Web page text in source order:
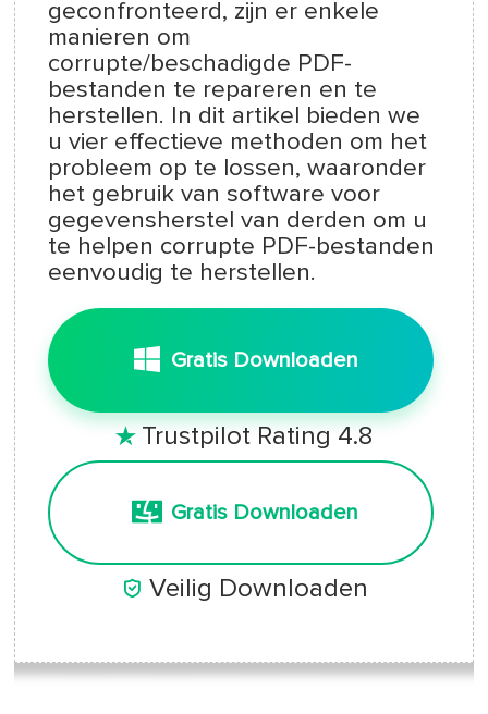
geconfronteerd, zijn er enkele
manieren om
corrupte/beschadigde PDF-
bestanden te repareren en te
herstellen. In dit artikel bieden we
u vier effectieve methoden om het
probleem op te lossen, waaronder
het gebruik van software voor
gegevensherstel van derden om u
te helpen corrupte PDF-bestanden
eenvoudig te herstellen.
Gratis Downloaden
 Trustpilot Rating 4.8
Gratis Downloaden
 Veilig Downloaden